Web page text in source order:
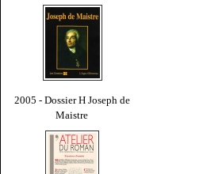
2005 - Dossier H Joseph de
Maistre